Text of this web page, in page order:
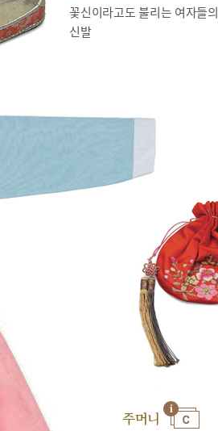
꽃신이라고도 불리는 여자들의
신발
주머니